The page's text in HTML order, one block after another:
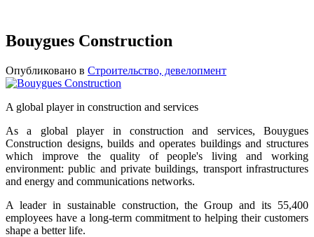
Bouygues Construction
Опубликовано в Строительство, девелопмент
A global player in construction and services
As a global player in construction and services, Bouygues
Construction designs, builds and operates buildings and structures
which improve the quality of people's living and working
environment: public and private buildings, transport infrastructures
and energy and communications networks.
A leader in sustainable construction, the Group and its 55,400
employees have a long-term commitment to helping their customers
shape a better life.